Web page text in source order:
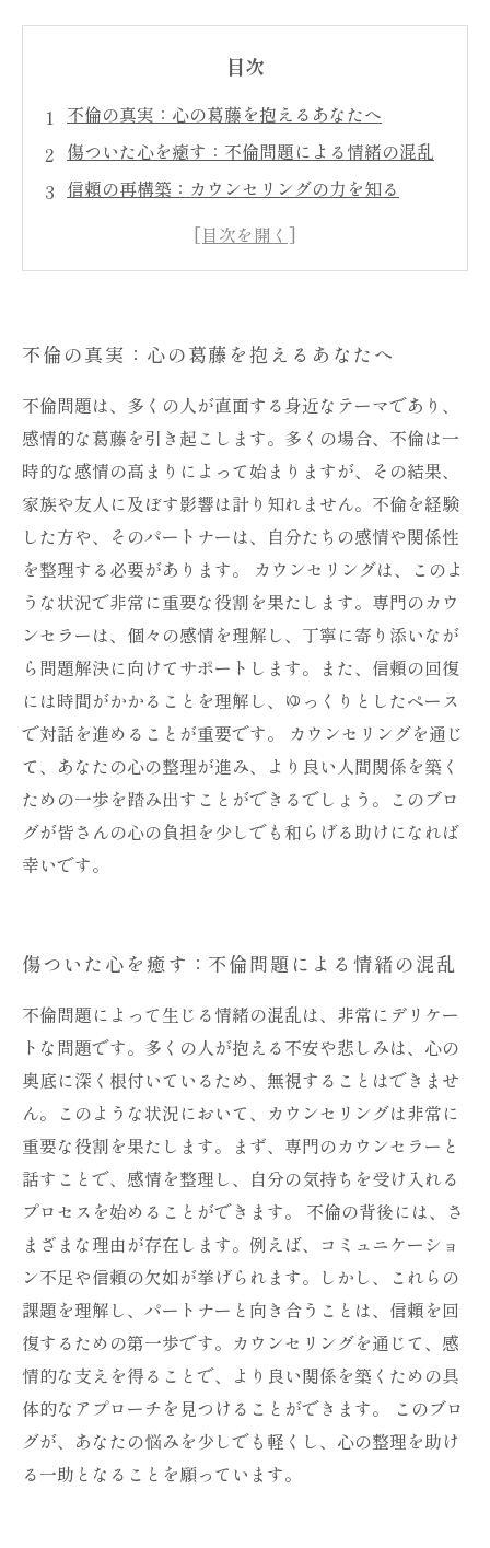
目次
不倫の真実：心の葛藤を抱えるあなたへ
傷ついた心を癒す：不倫問題による情緒の混乱
信頼の再構築：カウンセリングの力を知る
不倫経験者の声：カウンセリングで心の整理を
光を見出す：カウンセリングで得る新たな希望
不倫の真実：心の葛藤を抱えるあなたへ
不倫問題は、多くの人が直面する身近なテーマであり、
感情的な葛藤を引き起こします。多くの場合、不倫は一
時的な感情の高まりによって始まりますが、その結果、
家族や友人に及ぼす影響は計り知れません。不倫を経験
した方や、そのパートナーは、自分たちの感情や関係性
を整理する必要があります。 カウンセリングは、このよ
うな状況で非常に重要な役割を果たします。専門のカウ
ンセラーは、個々の感情を理解し、丁寧に寄り添いなが
ら問題解決に向けてサポートします。また、信頼の回復
には時間がかかることを理解し、ゆっくりとしたペース
で対話を進めることが重要です。 カウンセリングを通じ
て、あなたの心の整理が進み、より良い人間関係を築く
ための一歩を踏み出すことができるでしょう。このブロ
グが皆さんの心の負担を少しでも和らげる助けになれば
幸いです。
傷ついた心を癒す：不倫問題による情緒の混乱
不倫問題によって生じる情緒の混乱は、非常にデリケー
トな問題です。多くの人が抱える不安や悲しみは、心の
奥底に深く根付いているため、無視することはできませ
ん。このような状況において、カウンセリングは非常に
重要な役割を果たします。まず、専門のカウンセラーと
話すことで、感情を整理し、自分の気持ちを受け入れる
プロセスを始めることができます。 不倫の背後には、さ
まざまな理由が存在します。例えば、コミュニケーショ
ン不足や信頼の欠如が挙げられます。しかし、これらの
課題を理解し、パートナーと向き合うことは、信頼を回
復するための第一歩です。カウンセリングを通じて、感
情的な支えを得ることで、より良い関係を築くための具
体的なアプローチを見つけることができます。 このブロ
グが、あなたの悩みを少しでも軽くし、心の整理を助け
る一助となることを願っています。